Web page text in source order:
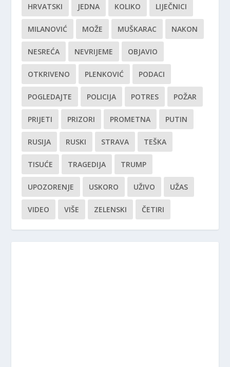
HRVATSKI JEDNA KOLIKO LIJEČNICI
MILANOVIĆ MOŽE MUŠKARAC NAKON
NESREĆA NEVRIJEME OBJAVIO
OTKRIVENO PLENKOVIĆ PODACI
POGLEDAJTE POLICIJA POTRES POŽAR
PRIJETI PRIZORI PROMETNA PUTIN
RUSIJA RUSKI STRAVA TEŠKA
TISUĆE TRAGEDIJA TRUMP
UPOZORENJE USKORO UŽIVO UŽAS
VIDEO VIŠE ZELENSKI ČETIRI